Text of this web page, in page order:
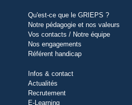
Qu'est-ce que le GRIEPS ?
Notre pédagogie et nos valeurs
Vos contacts / Notre équipe
Nos engagements
Référent handicap
Infos & contact
Actualités
Recrutement
E-Learning